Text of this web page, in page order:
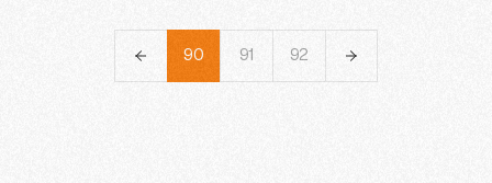
89 90 91 92 93